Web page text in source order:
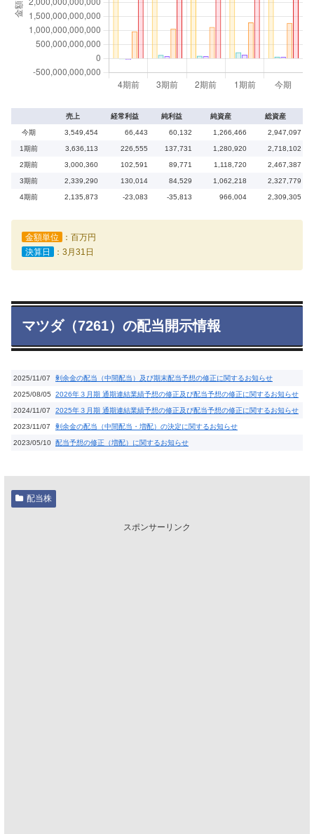
売上 経常利益 純利益 純資産 総資産
今期 3,549,454 66,443 60,132 1,266,466 2,947,097
1期前 3,636,113 226,555 137,731 1,280,920 2,718,102
2期前 3,000,360 102,591 89,771 1,118,720 2,467,387
3期前 2,339,290 130,014 84,529 1,062,218 2,327,779
4期前 2,135,873 -23,083 -35,813 966,004 2,309,305
金額単位
：百万円
決算日
：3月31日
マツダ（7261）の配当開示情報
2025/11/07 剰余金の配当（中間配当）及び期末配当予想の修正に関するお知らせ
2025/08/05 2026年３月期 通期連結業績予想の修正及び配当予想の修正に関するお知らせ
2024/11/07 2025年３月期 通期連結業績予想の修正及び配当予想の修正に関するお知らせ
2023/11/07 剰余金の配当（中間配当・増配）の決定に関するお知らせ
2023/05/10 配当予想の修正（増配）に関するお知らせ
配当株
スポンサーリンク